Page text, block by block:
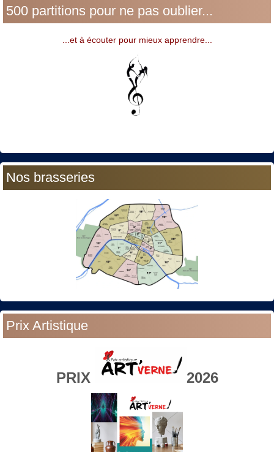
500 partitions pour ne pas oublier...
...et à écouter pour mieux apprendre...
Nos brasseries
Prix Artistique
PRIX 2026